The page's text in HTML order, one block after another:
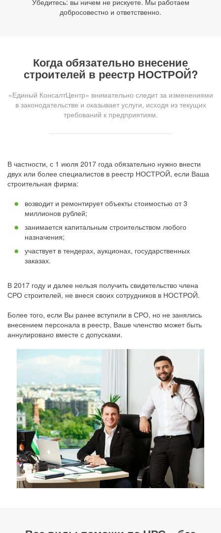
Убедитесь: вы ничем не рискуете. Мы работаем
добросовестно и ответственно.
Когда обязательно внесение
строителей в реестр НОСТРОЙ?
«Единый КонсалтЦентр» внимательно следит за изменениями
в законодательстве и оказывает услуги, исходя из текущих
требований к предприятиям.
В частности, с 1 июля 2017 года обязательно нужно внести
двух или более специалистов в реестр НОСТРОЙ, если Ваша
строительная фирма:
возводит и ремонтирует объекты стоимостью от 3
миллионов рублей;
занимается капитальным строительством любого
назначения;
участвует в тендерах, аукционах, государственных
заказах.
В 2017 году и далее нельзя получить свидетельство члена
СРО строителей, не внеся своих сотрудников в НОСТРОЙ.
Более того, если Вы ранее вступили в СРО, но не занялись
внесением персонала в реестр, Ваше членство может быть
аннулировано вместе с допусками.